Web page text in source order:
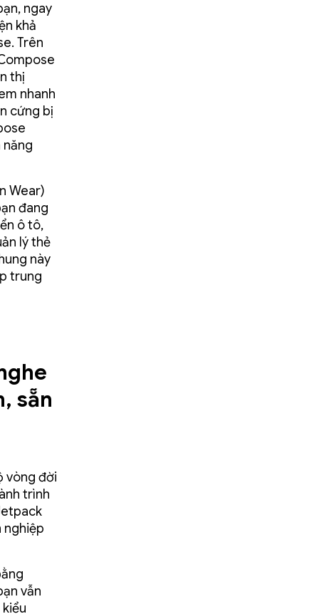
ngay
khả
Trên
thị
nhanh
cứng bị
năng
Wear)
đang
ô tô,
lý thẻ
này
trung
sẵn
vòng đời
trình
nghiệp
vẫn